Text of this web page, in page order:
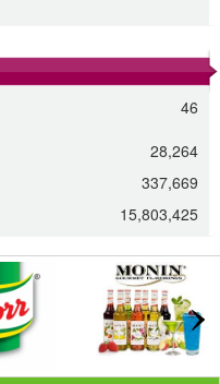
An bao 10kg
Biên Hòa gói 1kg
VND
An Khê bao 50kg
46
28,264
337,669
15,803,425